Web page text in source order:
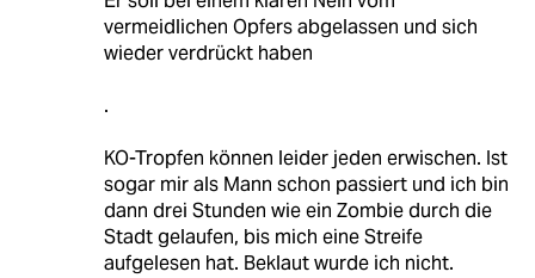
vermeidlichen Opfers abgelassen und sich
wieder verdrückt haben
.
KO-Tropfen können leider jeden erwischen. Ist
sogar mir als Mann schon passiert und ich bin
dann drei Stunden wie ein Zombie durch die
Stadt gelaufen, bis mich eine Streife
aufgelesen hat. Beklaut wurde ich nicht.